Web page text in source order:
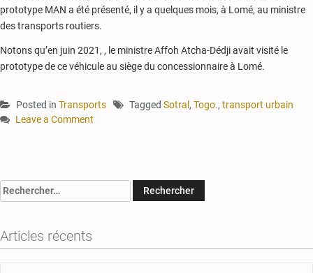
prototype MAN a été présenté, il y a quelques mois, à Lomé, au ministre
des transports routiers.
Notons qu’en juin 2021, , le ministre Affoh Atcha-Dédji avait visité le
prototype de ce véhicule au siège du concessionnaire à Lomé.
Posted in Transports Tagged Sotral , Togo., transport urbain
Leave a Comment
de
renouveler
le
Rechercher :
Articles récents